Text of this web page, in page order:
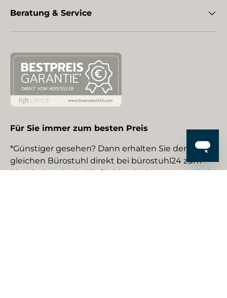
Beratung & Service
Für Sie immer zum besten Preis
*Günstiger gesehen? Dann erhalten Sie den
gleichen Bürostuhl direkt bei bürostuhl24 zum
identischen Preis. Gilt für identische Neuware bei